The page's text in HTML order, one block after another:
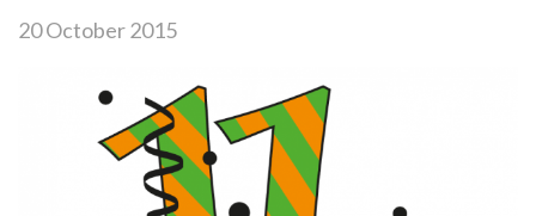
20 October 2015